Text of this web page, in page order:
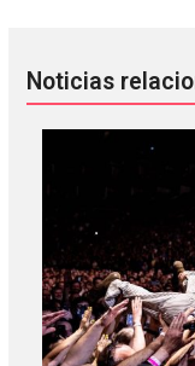
Noticias